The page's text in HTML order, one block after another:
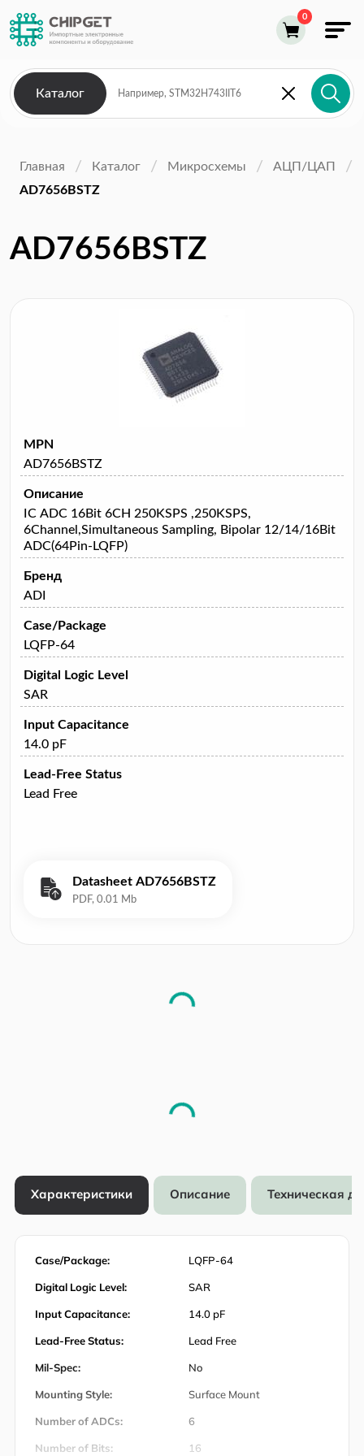
Каталог
Главная Каталог Микросхемы
АЦП/ЦАП
AD7656BSTZ
AD7656BSTZ
MPN
AD7656BSTZ
Описание
IC ADC 16Bit 6CH 250KSPS ,250KSPS,
6Channel,Simultaneous Sampling, Bipolar 12/14/16Bit
ADC(64Pin-LQFP)
Бренд
ADI
Case/Package
LQFP-64
Digital Logic Level
SAR
Input Capacitance
14.0 pF
Lead-Free Status
Lead Free
Datasheet AD7656BSTZ
Характеристики Описание Техническая
Case/Package: LQFP-64
Digital Logic Level: SAR
Input Capacitance: 14.0 pF
Lead-Free Status: Lead Free
Mil-Spec: No
Mounting Style: Surface Mount
Number of ADCs: 6
Number of Bits: 16